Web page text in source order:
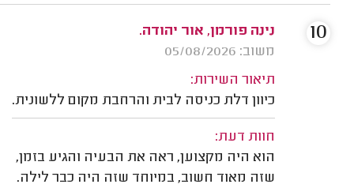
נינה פורמן, אור יהודה.
משוב: 05/08/2026
תיאור השירות:
כיוון דלת כניסה לבית והרחבת מקום ללשונית.
חוות דעת:
הוא היה מקצוען, ראה את הבעיה והגיע בזמן,
שזה מאוד חשוב, במיוחד שזה היה כבר לילה.
10